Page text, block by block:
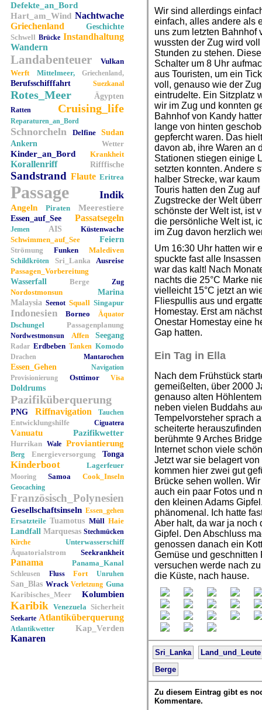
Defekte_an_Bord
Hart_am_Wind Nachtwache
Griechenland
Geschichte
Schwell Brücke Instandhaltung
Wandern
Landabenteuer
Vulkan
Werft
Mittelmeer, Griechenland,
Berufsschifffahrt Suezkanal
Rotes_Meer Ägypten
Ratten Cruising_life
Reparaturen_an_Bord
Schnorcheln Delfine
Sudan
Ankern
Wetter
Kinder_an_Bord Krankheit
Korallenriff Rifffische
Sandstrand Flaute Eritrea
Passage Indik
Angeln Piraten Meerestiere
Essen_auf_See Passatsegeln
Jemen AIS
Küstenwache
Schwimmen_auf_See
Feiern
Strömung Funken Malediven
Schildkröten Sri_Lanka
Ausreise
Passagen_Vorbereitung
Wasserfall
Berge Zug
Nordostmonsun
Marina
Malaysia Seenot Squall Singapur
Indonesien Borneo Äquator
Dschungel Passagenplanung
Nordwestmonsun Affen Seegang
Radar Erdbeben Tanken Komodo
Drachen Mantarochen
Essen_Gehen
Navigation
Provisionierung
Osttimor Visa
Doldrums
Pazifiküberquerung
PNG Riffnavigation Tauchen
Entwicklungshilfe Ciguatera
Vanuatu Pazifikwetter
Hurrikan Wale Proviantierung
Berg Energieversorgung Tonga
Kinderboot Lagerfeuer
Mooring Samoa Cook_Inseln
Geocaching
Französisch_Polynesien
Gesellschaftsinseln Essen_gehen
Ersatzteile Tuamotus Müll Haie
Landfall Marquesas Stechmücken
Kirche
Unterwasserschiff
Äquatorialstrom
Seekrankheit
Panama Panama_Kanal
Schleusen Fluss Fort Unruhen
San_Blas Wrack Verletzung Guna
Karibisches_Meer
Kolumbien
Karibik Venezuela Sicherheit
Seekarte Atlantiküberquerung
Atlantikwetter Kap_Verden
Kanaren
Wir sind allerdings
einfach, alles andere als
uns zum letzten Bahnhof
wussten der Zug wird
Stunden zu stehen.
Schalter um 8 Uhr
aus Touristen, um ein
voll, genauso wie der
eintrudelte. Ein Sitzplatz
wir im Zug und konnten
Bahnhof von Kandy
lange von hinten
gepfercht waren. Das
davon ab, ihre Waren an
Stationen stiegen einige
setzten konnten. Andere
halber Strecke, war
Touris hatten den Zug
Zugstrecke der Welt
schönste der Welt ist, ist
die persönliche Welt ist,
im Zug davon herzlich
Um 16:30 Uhr hatten wir
spuckte fast alle
war das kalt! Nach
nachts die 25°C Marke
vielleicht 15°C jetzt an
Fliespullis aus und
Homestay. Erst am
Onestar Homestay eine
Gap hatten.
Ein Tag in Ella
Nach dem Frühstück
gemeißelten, über 2000
genauso alten
neben vielen Buddahs
Tempelvorsteher sprach
scheiterte
berühmte 9 Arches
Internet schon viele
Jetzt war sie belagert
kommen hier zwei gut
Brücke sehen wollen.
auch ein paar Fotos und
den kleinen Adams
phänomenal. Ich hatte
Aber halt, da war ja noch
Gipfel. Den Abschluss
genossen danach ein
Gemüse und
versuchen werde nach
die Küste, nach hause.
Sri_Lanka
Land_und_Leute
Berge
Zu diesem Eintrag gibt es
Kommentare.